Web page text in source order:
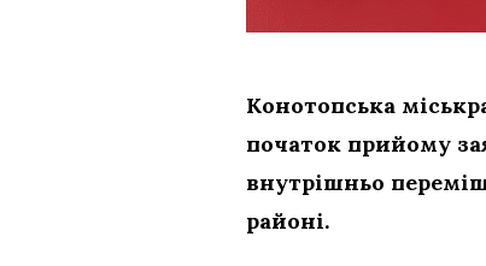
Конотопська
початок прийому
внутрішньо
районі.